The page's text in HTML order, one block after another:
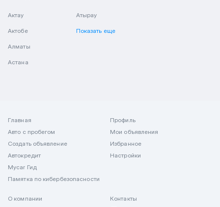
Актау
Актобе
Алматы
Астана
Атырау
Показать еще
Главная
Авто с пробегом
Создать объявление
Автокредит
Mycar Гид
Памятка по кибербезопасности
Профиль
Мои объявления
Избранное
Настройки
О компании
Контакты